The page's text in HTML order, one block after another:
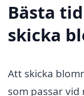
Bästa
skicka
Att skicka
som passar